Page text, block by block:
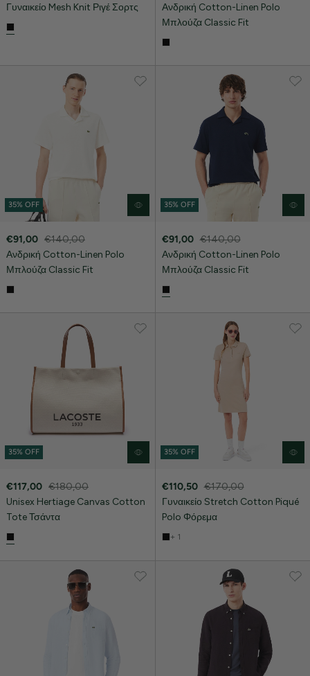
Γυναικείο Mesh Knit Ριγέ Σορτς
Ανδρική Cotton-Linen Polo
Μπλούζα Classic Fit
35% OFF
€91,00 €140,00
Ανδρική Cotton-Linen Polo
Μπλούζα Classic Fit
35% OFF
€91,00 €140,00
Ανδρική Cotton-Linen Polo
Μπλούζα Classic Fit
35% OFF
€117,00 €180,00
Unisex Hertiage Canvas Cotton
Tote Τσάντα
35% OFF
€110,50 €170,00
Γυναικείο Stretch Cotton Piqué
Polo Φόρεμα
+ 1